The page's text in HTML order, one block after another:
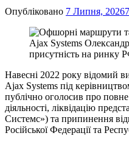
Опубліковано 7 Липня, 2026
Навесні 2022 року відомий
Ajax Systems під
публічно оголосив про
діяльності, ліквідацію
Системс») та припинення
Російської Федерації та